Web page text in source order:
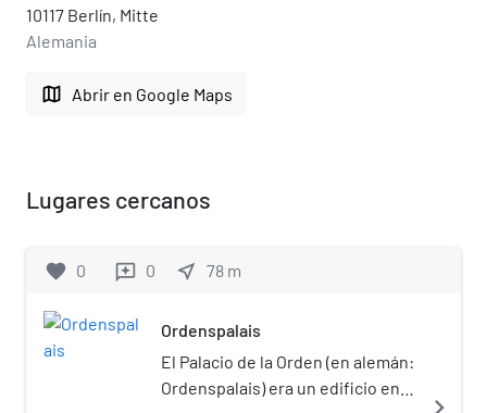
10117 Berlín, Mitte
Alemania
map Abrir en Google Maps
Lugares cercanos
favorite 0 reviews 0 near_me 78 m
Ordenspalais
El Palacio de la Orden (en alemán:
Ordenspalais) era un edificio en